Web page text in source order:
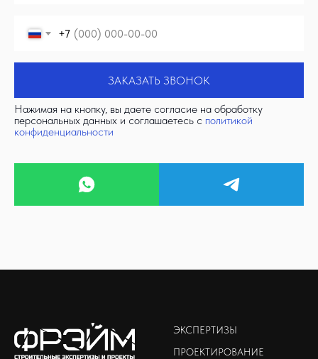
+7
ЗАКАЗАТЬ ЗВОНОК
Нажимая на кнопку, вы даете согласие на обработку
персональных данных и соглашаетесь c политикой
конфиденциальности
ЭКСПЕРТИЗЫ
ПРОЕКТИРОВАНИЕ